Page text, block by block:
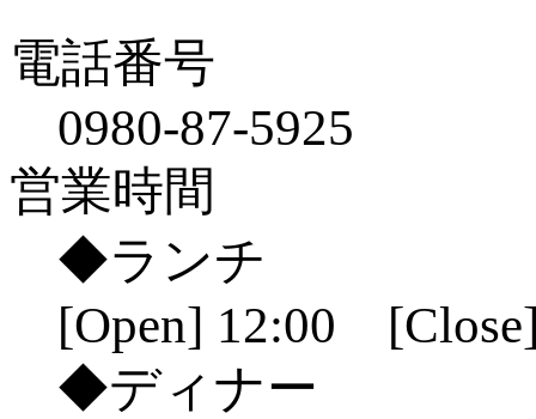
電話番号
0980-87-5925
営業時間
◆ランチ
[Open] 12:00
◆ディナー